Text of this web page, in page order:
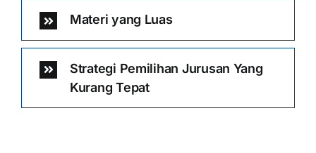
Materi yang Luas
Strategi Pemilihan Jurusan Yang
Kurang Tepat